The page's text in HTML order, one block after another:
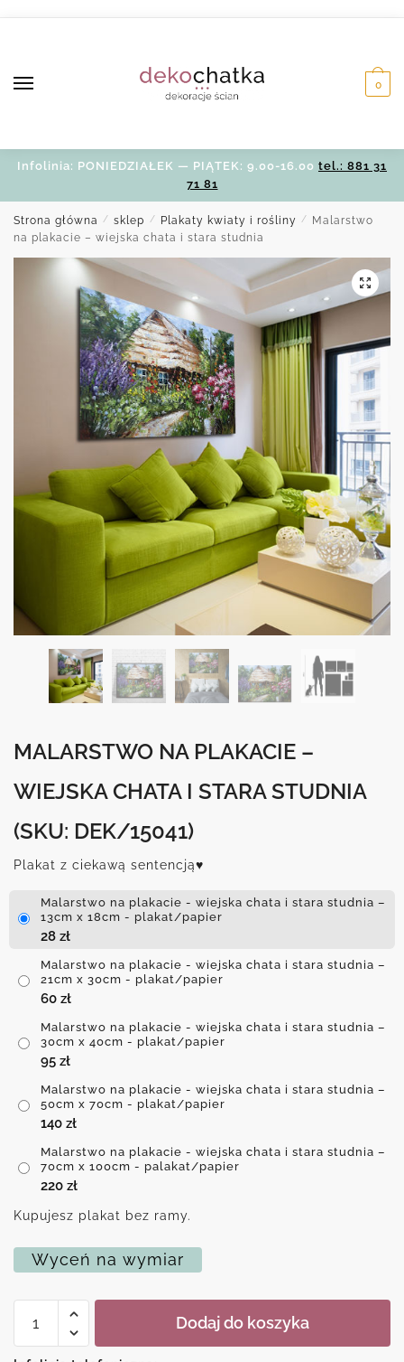
0
Infolinia: PONIEDZIAŁEK — PIĄTEK: 9.00-16.00 tel.: 881 31
71 81
Strona główna / sklep / Plakaty kwiaty i rośliny /
Malarstwo
na plakacie – wiejska chata i stara studnia
MALARSTWO NA PLAKACIE –
WIEJSKA CHATA I STARA STUDNIA
(SKU: DEK/15041)
Plakat z ciekawą sentencją♥
Malarstwo na plakacie - wiejska chata i stara studnia –
13cm x 18cm - plakat/papier
28 zł
Malarstwo na plakacie - wiejska chata i stara studnia –
21cm x 30cm - plakat/papier
60 zł
Malarstwo na plakacie - wiejska chata i stara studnia –
30cm x 40cm - plakat/papier
95 zł
Malarstwo na plakacie - wiejska chata i stara studnia –
50cm x 70cm - plakat/papier
140 zł
Malarstwo na plakacie - wiejska chata i stara studnia –
70cm x 100cm - palakat/papier
220 zł
Kupujesz plakat bez ramy.
Wyceń na wymiar
Malarstwo
Dodaj do koszyka